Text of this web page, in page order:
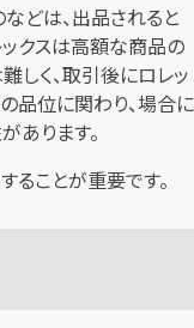
どは、出品されると
ックスは高額な商品の
しく、取引後にロレッ
品位に関わり、場合に
あります。
ることが重要です。